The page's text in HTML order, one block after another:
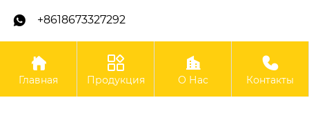
 +8618673327292
Авторское право ©ООО Чжучжоу Гэвэй
Твердосплавные Инструменты

Главная

Продукция

О Нас

Контакты